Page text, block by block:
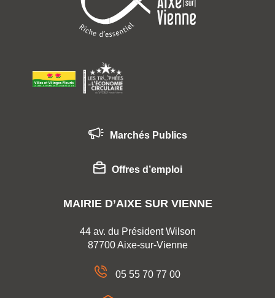
Marchés Publics
Offres d’emploi
MAIRIE D’AIXE SUR VIENNE
44 av. du Président Wilson
87700 Aixe-sur-Vienne
05 55 70 77 00